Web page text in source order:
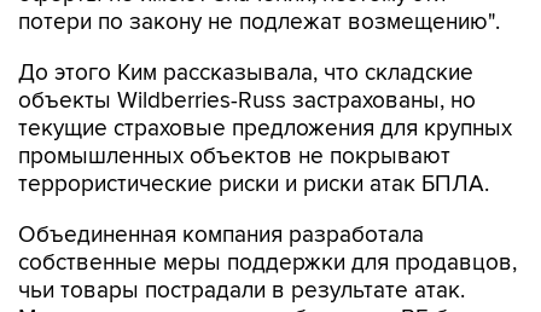
До этого Ким рассказывала, что складские
текущие страховые предложения для крупных
промышленных объектов не покрывают
террористические риски и риски атак БПЛА.
Объединенная компания разработала
чьи товары пострадали в результате атак.
Меры поддержки также объявляли ВБ банк,
ВТБ иСбербанк.